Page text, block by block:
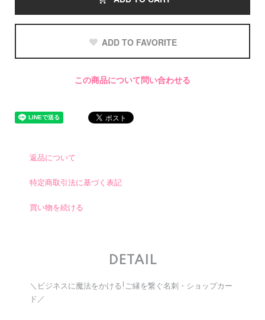
ADD TO FAVORITE
この商品について問い合わせる
返品について
特定商取引法に基づく表記
買い物を続ける
DETAIL
＼ビジネスに魔法をかける!ご縁を繋ぐ名刺・ショップカー
ド／